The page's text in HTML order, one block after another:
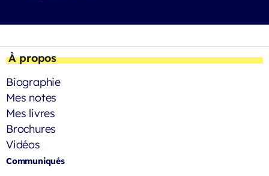
À propos
Biographie
Mes notes
Mes livres
Brochures
Vidéos
Communiqués